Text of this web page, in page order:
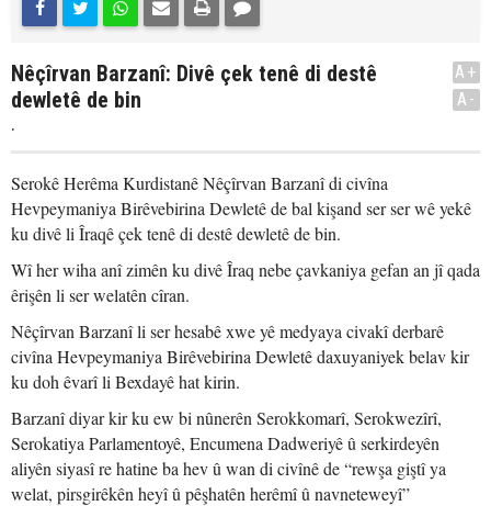
Nêçîrvan Barzanî: Divê çek tenê di destê
dewletê de bin
.
A+
A-
Serokê Herêma Kurdistanê Nêçîrvan Barzanî di civîna
Hevpeymaniya Birêvebirina Dewletê de bal kişand ser ser wê yekê
ku divê li Îraqê çek tenê di destê dewletê de bin.
Wî her wiha anî zimên ku divê Îraq nebe çavkaniya gefan an jî qada
êrişên li ser welatên cîran.
Nêçîrvan Barzanî li ser hesabê xwe yê medyaya civakî derbarê
civîna Hevpeymaniya Birêvebirina Dewletê daxuyaniyek belav kir
ku doh êvarî li Bexdayê hat kirin.
Barzanî diyar kir ku ew bi nûnerên Serokkomarî, Serokwezîrî,
Serokatiya Parlamentoyê, Encumena Dadweriyê û serkirdeyên
aliyên siyasî re hatine ba hev û wan di civînê de “rewşa giştî ya
welat, pirsgirêkên heyî û pêşhatên herêmî û navneteweyî”